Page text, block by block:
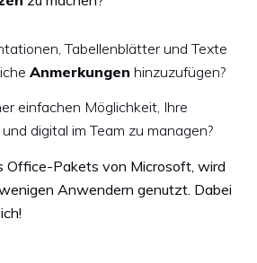
Tabellenblätter und Texte
Anmerkungen hinzuzufügen?
einfachen Möglichkeit, Ihre
und digital im Team zu managen?
Office-Pakets von Microsoft, wird
Anwendern genutzt. Dabei